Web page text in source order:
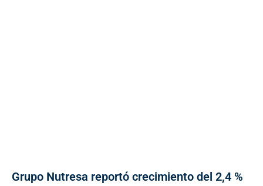
Grupo Nutresa reportó crecimiento del 2,4 %